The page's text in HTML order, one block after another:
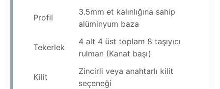
Profil
3.5mm et kalınlığına sahip
alüminyum baza
Tekerlek
4 alt 4 üst toplam 8 taşıyıcı
rulman (Kanat başı)
Kilit
Zincirli veya anahtarlı kilit
seçeneği